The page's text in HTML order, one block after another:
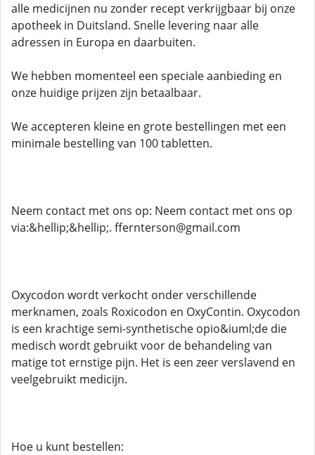
alle medicijnen nu zonder recept verkrijgbaar bij onze
apotheek in Duitsland. Snelle levering naar alle
adressen in Europa en daarbuiten.
We hebben momenteel een speciale aanbieding en
onze huidige prijzen zijn betaalbaar.
We accepteren kleine en grote bestellingen met een
minimale bestelling van 100 tabletten.
Neem contact met ons op: Neem contact met ons op
via:&hellip;&hellip;. ffernterson@gmail.com
Oxycodon wordt verkocht onder verschillende
merknamen, zoals Roxicodon en OxyContin. Oxycodon
is een krachtige semi-synthetische opio&iuml;de die
medisch wordt gebruikt voor de behandeling van
matige tot ernstige pijn. Het is een zeer verslavend en
veelgebruikt medicijn.
Hoe u kunt bestellen: